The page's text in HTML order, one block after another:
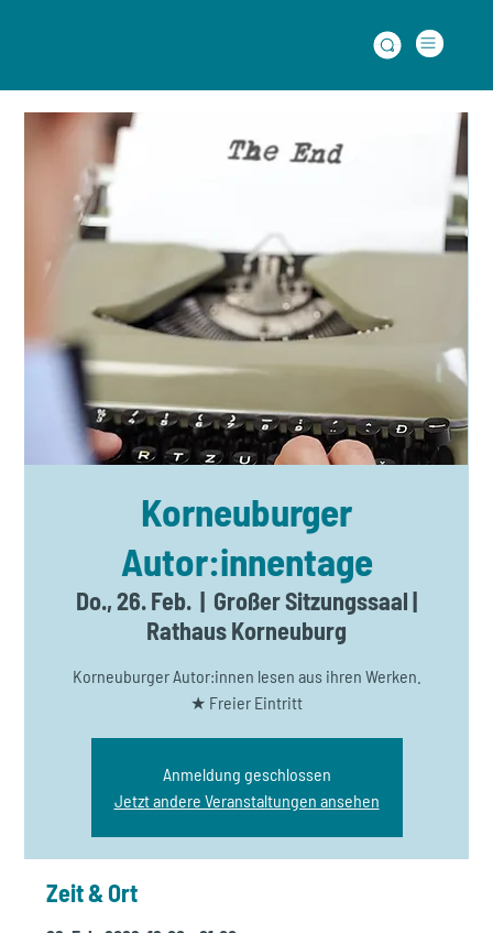
Korneuburger
Autor:innentage
Do., 26. Feb.
  |
Großer Sitzungssaal |
Rathaus Korneuburg
Korneuburger Autor:innen lesen aus ihren Werken.
★ Freier Eintritt
Anmeldung geschlossen
Jetzt andere Veranstaltungen ansehen
Zeit & Ort